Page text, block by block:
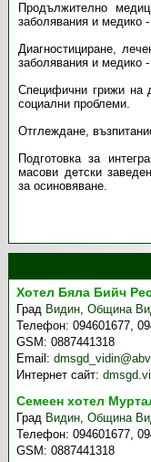
Продължително
заболявания и медико
Диагностициране,
заболявания и медико
Специфични грижи на
социални проблеми.
Отглеждане,
Подготовка за
масови детски
за осиновяване.
Хотел Бяла Бийч
Град Видин,Община
Телефон:094601677,
GSM:0887441318
Email:
Интернет сайт:
Семеен хотел
Град Видин,Община
Телефон:094601677,
GSM:0887441318